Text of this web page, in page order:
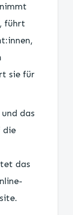
führt
sie für
das
die
das